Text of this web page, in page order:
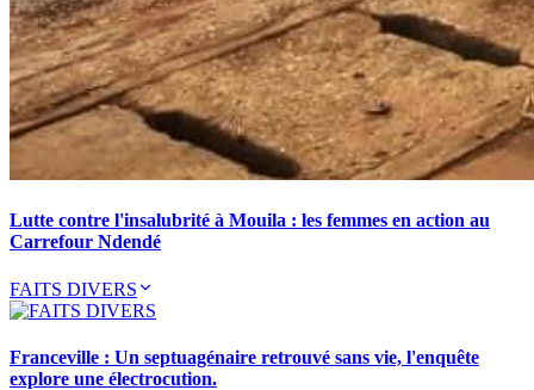
Lutte contre l'insalubrité à Mouila : les femmes en action au
Carrefour Ndendé
FAITS DIVERS
Franceville : Un septuagénaire retrouvé sans vie, l'enquête
explore une électrocution.